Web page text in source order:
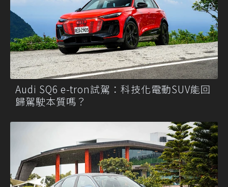
Audi SQ6 e-tron試駕：科技化電動SUV能回
歸駕駛本質嗎？